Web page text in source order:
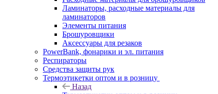
Ламинаторы, расходные материалы для
ламинаторов
Элементы питания
Брошуровщики
Аксессуары для резаков
PowerBank, фонарики и эл. питания
Респираторы
Средства защиты рук
Термоэтикетки оптом и в розницу
Назад